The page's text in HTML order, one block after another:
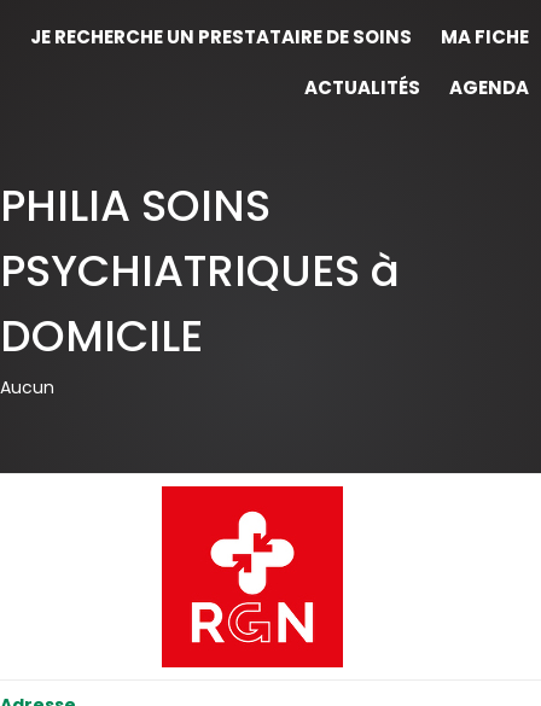
JE RECHERCHE UN PRESTATAIRE DE SOINS
MA FICHE
ACTUALITÉS
AGENDA
PHILIA SOINS
PSYCHIATRIQUES à
DOMICILE
Aucun